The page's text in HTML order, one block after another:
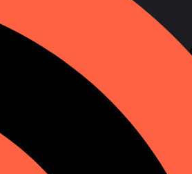
Gerätestandort anhand der